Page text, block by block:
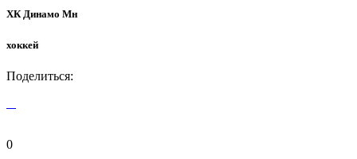
ХК Динамо Мн
хоккей
Поделиться:
0